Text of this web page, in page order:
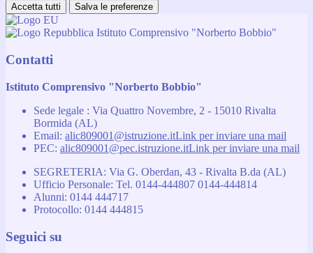
Accetta tutti Salva le preferenze
Istituto Comprensivo "Norberto Bobbio"
Contatti
Istituto Comprensivo "Norberto Bobbio"
Sede legale : Via Quattro Novembre, 2 - 15010 Rivalta
Bormida (AL)
Email: alic809001@istruzione.itLink per inviare una mail
PEC: alic809001@pec.istruzione.itLink per inviare una mail
SEGRETERIA: Via G. Oberdan, 43 - Rivalta B.da (AL)
Ufficio Personale: Tel. 0144-444807 0144-444814
Alunni: 0144 444717
Protocollo: 0144 444815
Seguici su